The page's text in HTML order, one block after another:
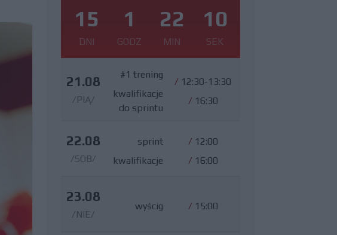
15
DNI
1
GODZ
22
MIN
9
SEK
21.08
/PIĄ/
#1 trening
kwalifikacje
do sprintu
/ 12:30-13:30
/ 16:30
22.08
/SOB/
sprint
kwalifikacje
/ 12:00
/ 16:00
23.08
/NIE/
wyścig / 15:00